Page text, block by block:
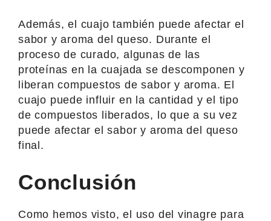
Además, el cuajo también puede afectar el
sabor y aroma del queso. Durante el
proceso de curado, algunas de las
proteínas en la cuajada se descomponen y
liberan compuestos de sabor y aroma. El
cuajo puede influir en la cantidad y el tipo
de compuestos liberados, lo que a su vez
puede afectar el sabor y aroma del queso
final.
Conclusión
Como hemos visto, el uso del vinagre para